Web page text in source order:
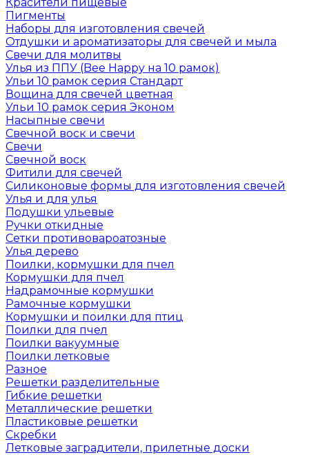
Пигменты
Наборы для изготовления свечей
Отдушки и ароматизаторы для свечей и мыла
Свечи для молитвы
Улья из ППУ (Bee Happy на 10 рамок)
Ульи 10 рамок серия Стандарт
Вощина для свечей цветная
Ульи 10 рамок серия Эконом
Насыпные свечи
Свечной воск и свечи
Свечи
Свечной воск
Фитили для свечей
Силиконовые формы для изготовления свечей
Улья и для улья
Подушки ульевые
Ручки откидные
Сетки противовароатозные
Улья дерево
Поилки, кормушки для пчел
Кормушки для пчел
Надрамочные кормушки
Рамочные кормушки
Кормушки и поилки для птиц
Поилки для пчел
Поилки вакуумные
Поилки летковые
Разное
Решетки разделительные
Гибкие решетки
Металлические решетки
Пластиковые решетки
Скребки
Летковые заградители, прилетные доски